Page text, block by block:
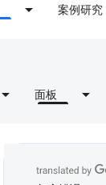
案例研究
面板